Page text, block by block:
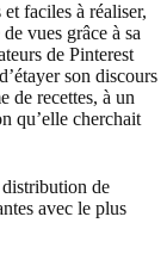
faciles à réaliser,
vues grâce à sa
de Pinterest
son discours
de recettes, à un
qu’elle cherchait
de
avec le plus